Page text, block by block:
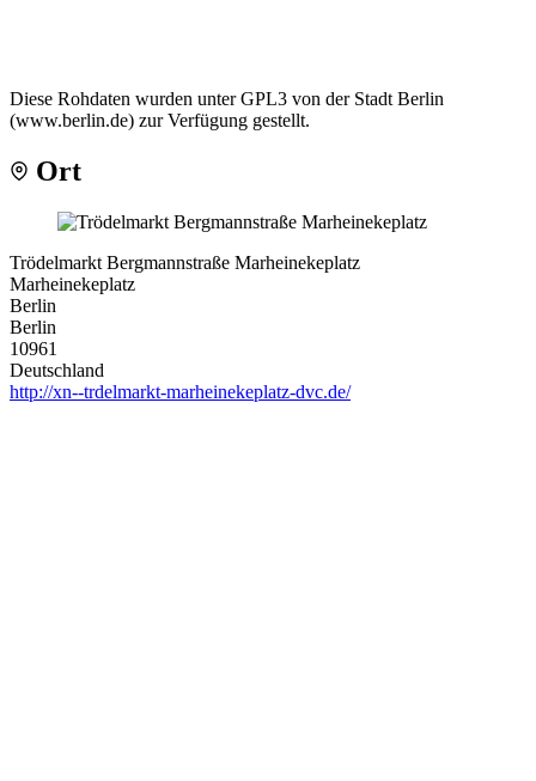
Diese Rohdaten wurden unter GPL3 von der Stadt Berlin
(www.berlin.de) zur Verfügung gestellt.
Ort
Trödelmarkt Bergmannstraße Marheinekeplatz
Marheinekeplatz
Berlin
Berlin
10961
Deutschland
http://xn--trdelmarkt-marheinekeplatz-dvc.de/